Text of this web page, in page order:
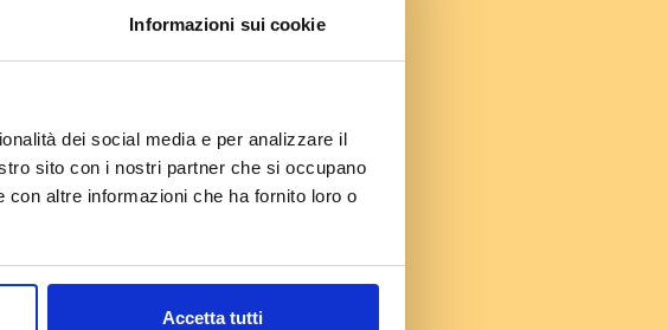
Informazioni sui cookie
dei social media e per analizzare il
sito con i nostri partner che si occupano
altre informazioni che ha fornito loro o
Accetta tutti